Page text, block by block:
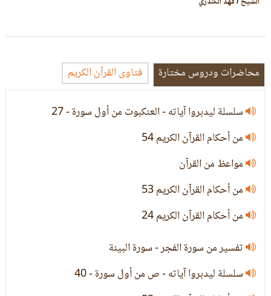
محاضرات ودروس مختارة فتاوى القرآن الكريم
سلسلة ليدبروا آياته - العنكبوت من أول سورة - 27
من أحكام القرآن الكريم 54
مواعظ من القرآن
من أحكام القرآن الكريم 53
من أحكام القرآن الكريم 24
تفسير من سورة الفجر - سورة البينة
سلسلة ليدبروا آياته - ص من أول سورة - 40